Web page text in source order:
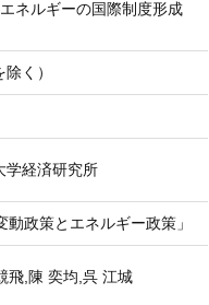
ネルギーの国際制度形成
く）
学経済研究所
政策とエネルギー政策」
飛,陳 奕均,呉 江城